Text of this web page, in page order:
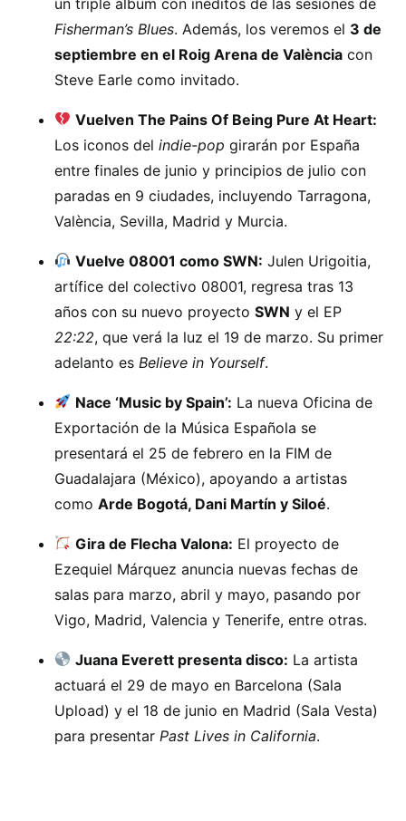
Fisherman’s Blues. Además, los veremos el 3 de
septiembre en el Roig Arena de València con
Steve Earle como invitado.
Vuelven The Pains Of Being Pure At Heart:
Los iconos del indie-pop girarán por España
entre finales de junio y principios de julio con
paradas en 9 ciudades, incluyendo Tarragona,
València, Sevilla, Madrid y Murcia.
Vuelve 08001 como SWN: Julen Urigoitia,
artífice del colectivo 08001, regresa tras 13
años con su nuevo proyecto SWN y el EP
22:22, que verá la luz el 19 de marzo. Su primer
adelanto es Believe in Yourself.
Nace ‘Music by Spain’: La nueva Oficina de
Exportación de la Música Española se
presentará el 25 de febrero en la FIM de
Guadalajara (México), apoyando a artistas
como Arde Bogotá, Dani Martín y Siloé.
Gira de Flecha Valona: El proyecto de
Ezequiel Márquez anuncia nuevas fechas de
salas para marzo, abril y mayo, pasando por
Vigo, Madrid, Valencia y Tenerife, entre otras.
Juana Everett presenta disco: La artista
actuará el 29 de mayo en Barcelona (Sala
Upload) y el 18 de junio en Madrid (Sala Vesta)
para presentar Past Lives in California.